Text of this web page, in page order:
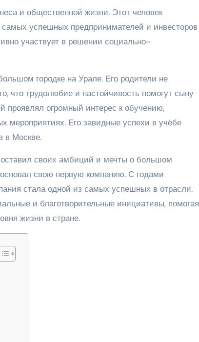
и общественной жизни. Этот человек
успешных предпринимателей и инвесторов
участвует в решении социально-
городке на Урале. Его родители не
что трудолюбие и настойчивость помогут сыну
проявлял огромный интерес к обучению,
мероприятиях. Его завидные успехи в учёбе
в Москве.
своих амбиций и мечты о большом
свою первую компанию. С годами
стала одной из самых успешных в отрасли.
и благотворительные инициативы, помогая
жизни в стране.